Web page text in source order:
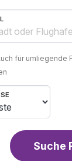
für umliegende
Suche